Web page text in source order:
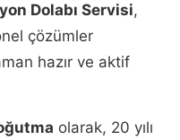
Dolabı Servisi,
çözümler
hazır ve aktif
olarak, 20 yılı